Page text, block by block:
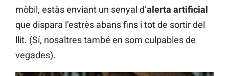
mòbil, estàs enviant un senyal d’alerta artificial
que dispara l’estrès abans fins i tot de sortir del
llit. (Sí, nosaltres també en som culpables de
vegades).